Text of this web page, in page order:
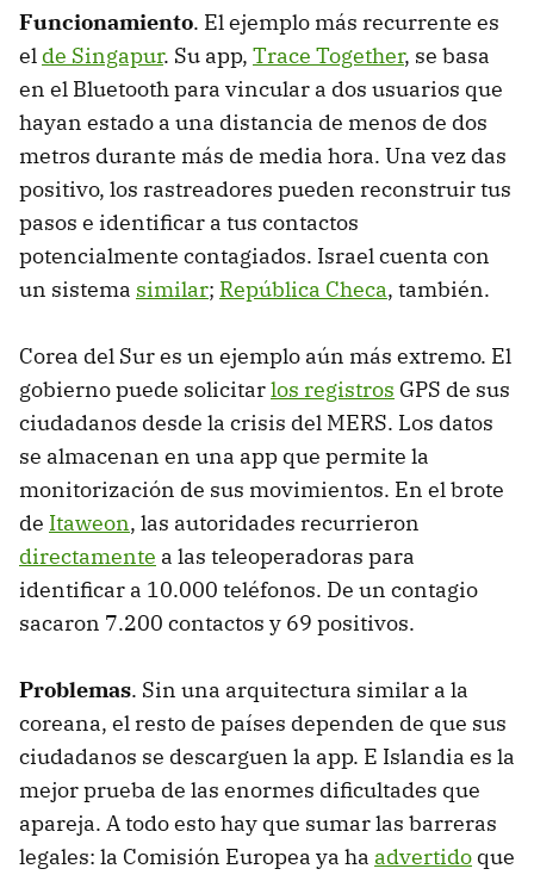
Funcionamiento. El ejemplo más recurrente es
el de Singapur. Su app, Trace Together, se basa
en el Bluetooth para vincular a dos usuarios que
hayan estado a una distancia de menos de dos
metros durante más de media hora. Una vez das
positivo, los rastreadores pueden reconstruir tus
pasos e identificar a tus contactos
potencialmente contagiados. Israel cuenta con
un sistema similar; República Checa, también.
Corea del Sur es un ejemplo aún más extremo. El
gobierno puede solicitarlos registros GPS de sus
ciudadanos desde la crisis del MERS. Los datos
se almacenan en una app que permite la
monitorización de sus movimientos. En el brote
de Itaweon, las autoridades recurrieron
directamente a las teleoperadoras para
identificar a 10.000 teléfonos. De un contagio
sacaron 7.200 contactos y 69 positivos.
Problemas. Sin una arquitectura similar a la
coreana, el resto de países dependen de que sus
ciudadanos se descarguen la app. E Islandia es la
mejor prueba de las enormes dificultades que
apareja. A todo esto hay que sumar las barreras
legales: la Comisión Europea ya ha advertido que